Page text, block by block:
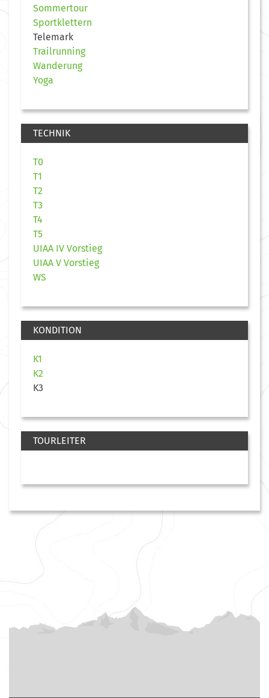
Sommertour
Sportklettern
Telemark
Trailrunning
Wanderung
Yoga
TECHNIK
T0
T1
T2
T3
T4
T5
UIAA IV Vorstieg
UIAA V Vorstieg
WS
KONDITION
K1
K2
K3
TOURLEITER